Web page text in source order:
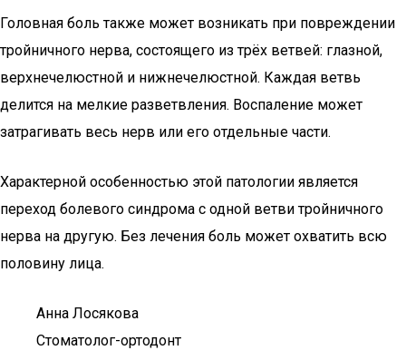
Головная боль также может возникать при повреждении
тройничного нерва, состоящего из трёх ветвей: глазной,
верхнечелюстной и нижнечелюстной. Каждая ветвь
делится на мелкие разветвления. Воспаление может
затрагивать весь нерв или его отдельные части.
Характерной особенностью этой патологии является
переход болевого синдрома с одной ветви тройничного
нерва на другую. Без лечения боль может охватить всю
половину лица.
Анна Лосякова
Стоматолог-ортодонт